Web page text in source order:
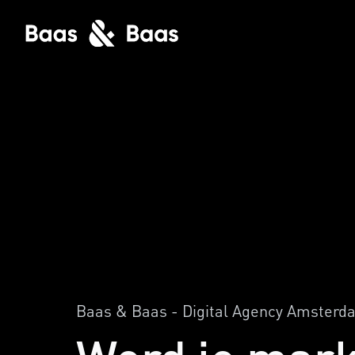
Baas & Baas - Digital Agency